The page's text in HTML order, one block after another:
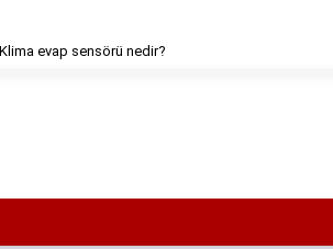
Klima evap sensörü nedir?